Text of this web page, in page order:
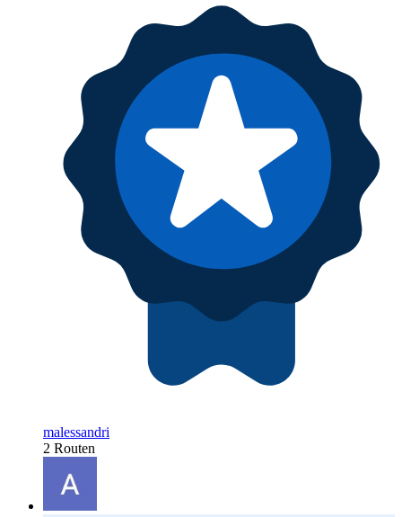
malessandri
2 Routen